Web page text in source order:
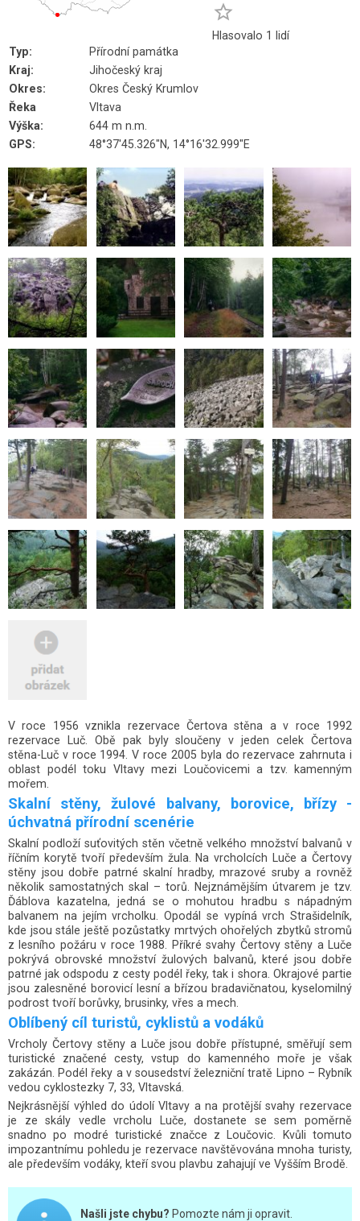

Hlasovalo 1 lidí
Typ:
Přírodní památka
Kraj:
Jihočeský kraj
Okres:
Okres Český Krumlov
Řeka
Vltava
Výška:
644 m n.m.
GPS:
48°37'45.326"N, 14°16'32.999"E
V roce 1956 vznikla rezervace Čertova stěna a v roce 1992
rezervace Luč. Obě pak byly sloučeny v jeden celek Čertova
stěna-Luč v roce 1994. V roce 2005 byla do rezervace zahrnuta i
oblast podél toku Vltavy mezi Loučovicemi a tzv. kamenným
mořem.
Skalní stěny, žulové balvany, borovice, břízy -
úchvatná přírodní scenérie
Skalní podloží suťovitých stěn včetně velkého množství balvanů v
říčním korytě tvoří především žula. Na vrcholcích Luče a Čertovy
stěny jsou dobře patrné skalní hradby, mrazové sruby a rovněž
několik samostatných skal – torů. Nejznámějším útvarem je tzv.
Ďáblova kazatelna, jedná se o mohutou hradbu s nápadným
balvanem na jejím vrcholku. Opodál se vypíná vrch Strašidelník,
kde jsou stále ještě pozůstatky mrtvých ohořelých zbytků stromů
z lesního požáru v roce 1988. Příkré svahy Čertovy stěny a Luče
pokrývá obrovské množství žulových balvanů, které jsou dobře
patrné jak odspodu z cesty podél řeky, tak i shora. Okrajové partie
jsou zalesněné borovicí lesní a břízou bradavičnatou, kyselomilný
podrost tvoří borůvky, brusinky, vřes a mech.
Oblíbený cíl turistů, cyklistů a vodáků
Vrcholy Čertovy stěny a Luče jsou dobře přístupné, směřují sem
turistické značené cesty, vstup do kamenného moře je však
zakázán. Podél řeky a v sousedství železniční tratě Lipno – Rybník
vedou cyklostezky 7, 33, Vltavská.
Nejkrásnější výhled do údolí Vltavy a na protější svahy rezervace
je ze skály vedle vrcholu Luče, dostanete se sem poměrně
snadno po modré turistické značce z Loučovic. Kvůli tomuto
impozantnímu pohledu je rezervace navštěvována mnoha turisty,
ale především vodáky, kteří svou plavbu zahajují ve Vyšším Brodě.
Našli jste chybu? Pomozte nám ji opravit.